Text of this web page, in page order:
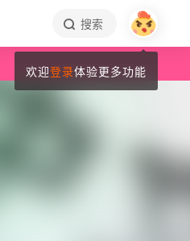
搜索
欢迎登录体验更多功能